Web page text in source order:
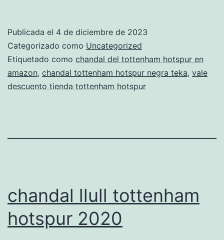
2018
hombre
Publicada el 4 de diciembre de 2023
Categorizado como Uncategorized
Etiquetado como chandal del tottenham hotspur en
amazon, chandal tottenham hotspur negra teka, vale
descuento tienda tottenham hotspur
chandal llull tottenham
hotspur 2020